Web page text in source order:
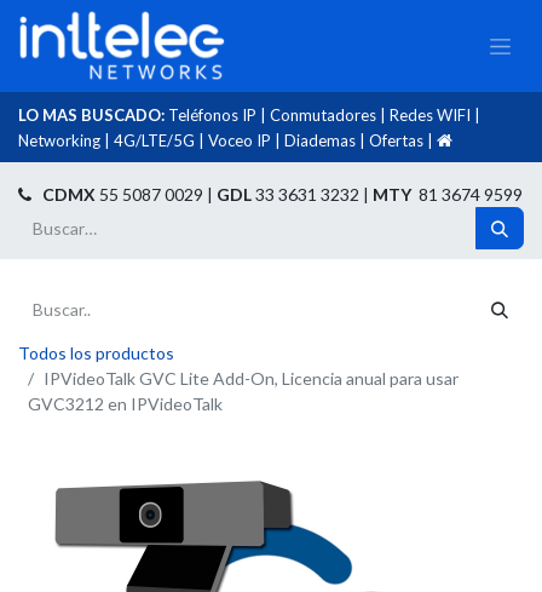
LO MAS BUSCADO: Teléfonos IP Conmutadores Redes WIFI
Networking
4G/LTE/5G Voceo IP Diademas Ofertas
CDMX 55 5087 0029 | GDL33 3631 3232 | MTY81 3674 9599
Todos los productos
IPVideoTalk GVC Lite Add-On, Licencia anual para usar
GVC3212 en IPVideoTalk